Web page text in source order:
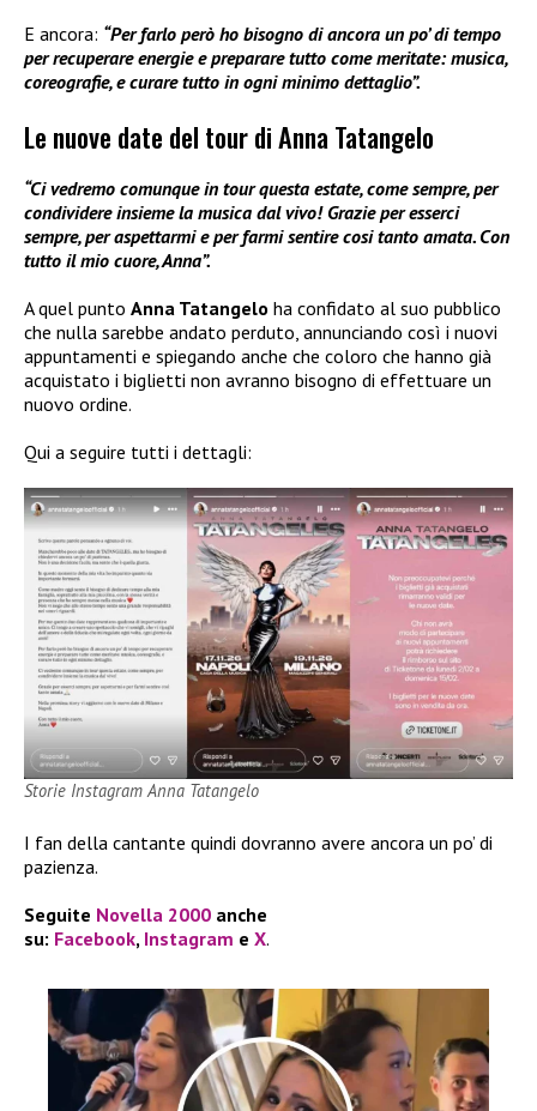
E ancora: “Per farlo però ho bisogno di ancora un po’ di tempo
per recuperare energie e preparare tutto come meritate: musica,
coreografie, e curare tutto in ogni minimo dettaglio”.
Le nuove date del tour di Anna Tatangelo
“Ci vedremo comunque in tour questa estate, come sempre, per
condividere insieme la musica dal vivo! Grazie per esserci
sempre, per aspettarmi e per farmi sentire cosi tanto amata. Con
tutto il mio cuore, Anna”.
A quel punto Anna Tatangelo ha confidato al suo pubblico
che nulla sarebbe andato perduto, annunciando così i nuovi
appuntamenti e spiegando anche che coloro che hanno già
acquistato i biglietti non avranno bisogno di effettuare un
nuovo ordine.
Qui a seguire tutti i dettagli:
Storie Instagram Anna Tatangelo
I fan della cantante quindi dovranno avere ancora un po’ di
pazienza.
Seguite Novella 2000 anche
su: Facebook, Instagram e X.